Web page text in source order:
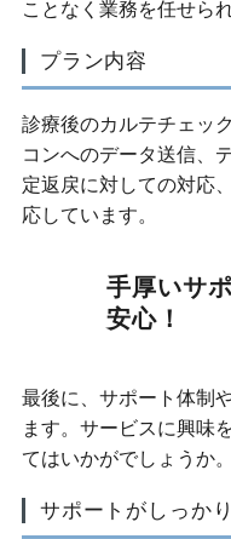
ことなく業務を任せら
プラン内容
診療後のカルテチェッ
コンへのデータ送信、
定返戻に対しての対応
応しています。
手厚いサ
安心！
最後に、サポート体制
ます。サービスに興味
てはいかがでしょうか。
サポートがしっか